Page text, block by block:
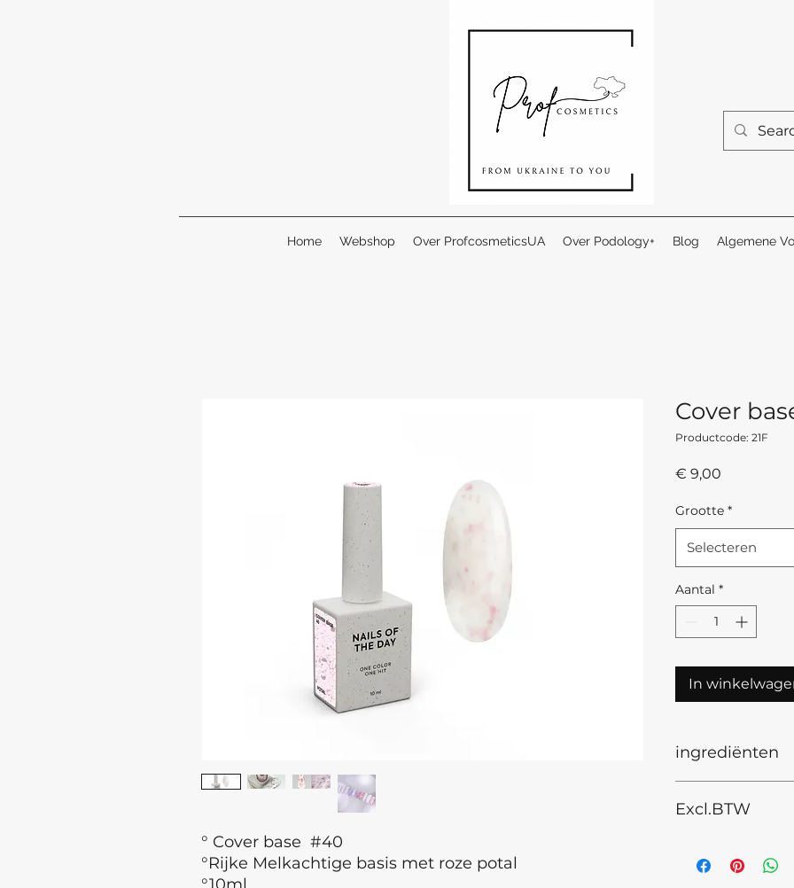
Home Webshop Over ProfcosmeticsUA Over Podology+ Blog Algemene
° Cover base #40
°Rijke Melkachtige basis met roze potal
Cover
Productcode: 21F
€ 9,00
Grootte *
Selecteren
Aantal *
In
ingrediënten
Dimeticone,
cause an allergic
Excl.BTW